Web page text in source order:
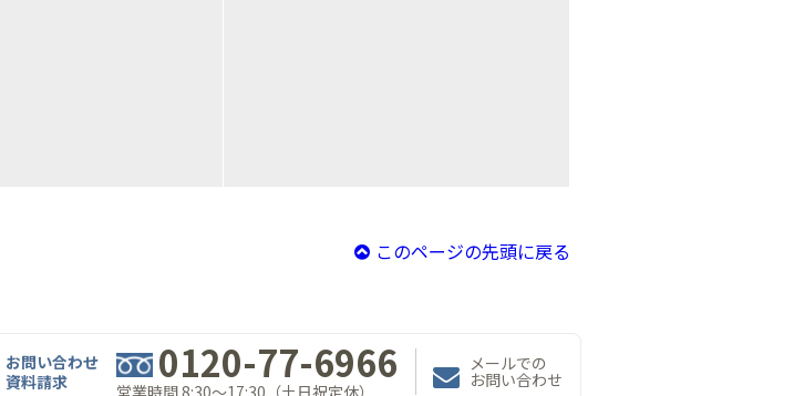
このページの先頭に戻る
お問い合わせ
資料請求
0120-77-6966
営業時間 8:30～17:30（土日祝定休）
メールでの
お問い合わせ